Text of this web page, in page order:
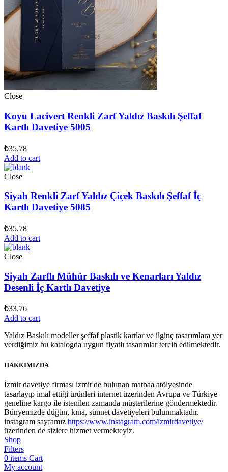
Close
Koyu Lacivert Renkli Zarf Yaldız Baskılı Şeffaf
Kartlı Davetiye 5005
₺35,78
Add to cart
Close
Siyah Renkli Zarf Yaldız Çiçek Baskılı Şeffaf İç
Kartlı Davetiye 5085
₺35,78
Add to cart
Close
Siyah Zarflı Mühür Baskılı ve Kenarları Yaldız
Desenli İç Kartlı Davetiye
₺33,76
Add to cart
Yaldız Baskılı modeller şeffaf plastik kartlar ve ilginç tasarımlara yer
verdiğimiz bu katalogda uygun fiyatlı tasarımlar tercih edilmektedir.
HAKKIMIZDA
İzmir davetiye firması izmir'de bulunan matbaa atölyesinde
tasarlayıp imal ettiği ürünleri internet üzerinden Avrupa ve Türkiye
geneline kargo ile istenilen zamanda müşterilerine göndermektedir.
Bünyemizde düğün, kına, sünnet davetiyeleri bulunmaktadır.
instagram sayfamız https://www.instagram.com/izmirdavetiye/
üzerinden de sizlere hizmet vermekteyiz.
Shop
Filters
0 items Cart
My account